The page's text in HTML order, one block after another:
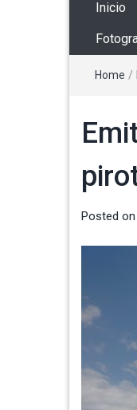
Inicio
Home /
Posted on